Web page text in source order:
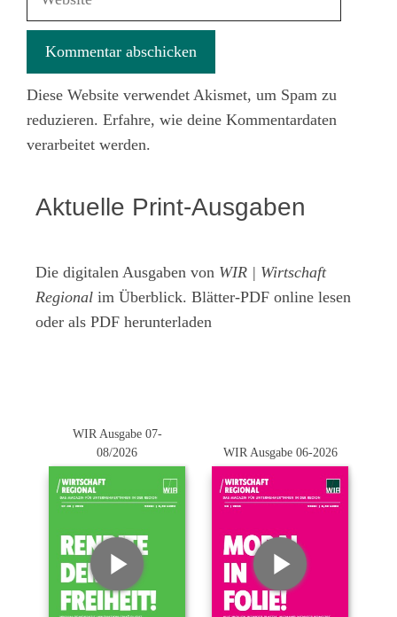
Diese Website verwendet Akismet, um Spam zu
reduzieren. Erfahre, wie deine Kommentardaten
verarbeitet werden.
Aktuelle Print-Ausgaben
Die digitalen Ausgaben von WIR | Wirtschaft
Regional im Überblick. Blätter-PDF online lesen
oder als PDF herunterladen
WIR Ausgabe 07-
08/2026
WIR Ausgabe 06-2026